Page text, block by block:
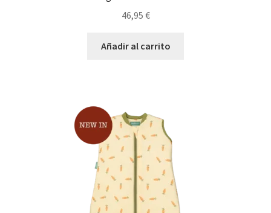
46,95 €
Añadir al carrito